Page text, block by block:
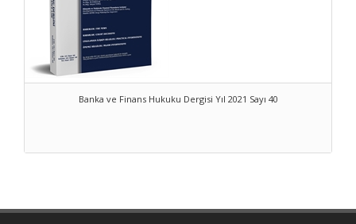
Banka ve Finans Hukuku Dergisi Yıl 2021 Sayı 40